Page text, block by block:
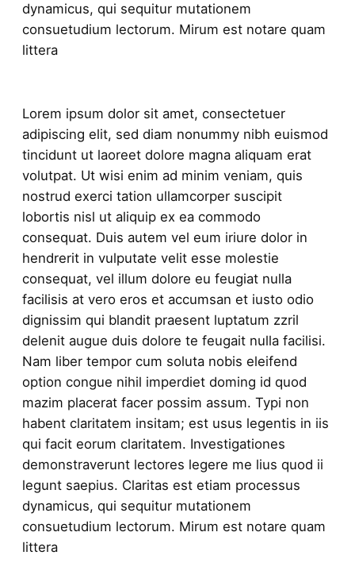
dynamicus, qui sequitur mutationem
consuetudium lectorum. Mirum est notare quam
littera
Lorem ipsum dolor sit amet, consectetuer
adipiscing elit, sed diam nonummy nibh euismod
tincidunt ut laoreet dolore magna aliquam erat
volutpat. Ut wisi enim ad minim veniam, quis
nostrud exerci tation ullamcorper suscipit
lobortis nisl ut aliquip ex ea commodo
consequat. Duis autem vel eum iriure dolor in
hendrerit in vulputate velit esse molestie
consequat, vel illum dolore eu feugiat nulla
facilisis at vero eros et accumsan et iusto odio
dignissim qui blandit praesent luptatum zzril
delenit augue duis dolore te feugait nulla facilisi.
Nam liber tempor cum soluta nobis eleifend
option congue nihil imperdiet doming id quod
mazim placerat facer possim assum. Typi non
habent claritatem insitam; est usus legentis in iis
qui facit eorum claritatem. Investigationes
demonstraverunt lectores legere me lius quod ii
legunt saepius. Claritas est etiam processus
dynamicus, qui sequitur mutationem
consuetudium lectorum. Mirum est notare quam
littera